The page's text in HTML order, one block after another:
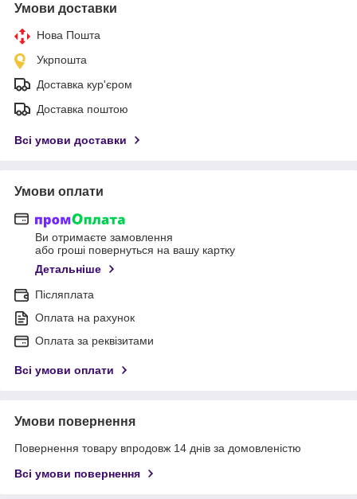
Умови доставки
Нова Пошта
Укрпошта
Доставка кур'єром
Доставка поштою
Всі умови доставки
Умови оплати
Ви отримаєте замовлення
або гроші повернуться на вашу картку
Детальніше
Післяплата
Оплата на рахунок
Оплата за реквізитами
Всі умови оплати
Умови повернення
Повернення товару впродовж 14 днів за домовленістю
Всі умови повернення